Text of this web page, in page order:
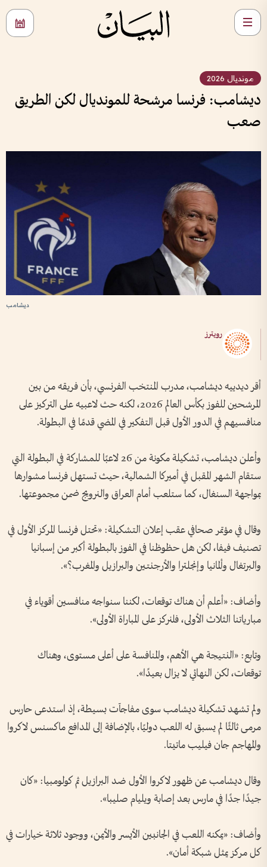
مونديال 2026
ديشامب: فرنسا مرشحة للمونديال لكن الطريق
صعب
ديشامب
رويترز
أقر ديدييه ديشامب، مدرب المنتخب الفرنسي، بأن فريقه من بين
المرشحين للفوز بكأس العالم 2026، لكنه حث لاعبيه على التركيز على
منافسيهم في الدور الأول قبل التفكير في المضي قدمًا في البطولة.
وأعلن ديشامب، تشكيلة مكونة من 26 لاعبًا للمشاركة في البطولة التي
ستقام الشهر المقبل في أميركا الشمالية، حيث تستهل فرنسا مشوارها
بمواجهة السنغال، كما ستلعب أمام العراق والنرويج ضمن مجموعتها.
وقال في مؤتمر صحافي عقب إعلان التشكيلة: «تحتل فرنسا المركز الأول في
تصنيف فيفا، لكن هل حظوظنا في الفوز بالبطولة أكبر من إسبانيا
والبرتغال وألمانيا وإنجلترا والأرجنتين والبرازيل والمغرب؟».
وأضاف: «أعلم أن هناك توقعات، لكننا سنواجه منافسين أقوياء في
مبارياتنا الثلاث الأولى، فلنركز على المباراة الأولى».
وتابع: «النتيجة هي الأهم، والمنافسة على أعلى مستوى، وهناك
توقعات، لكن النهائي لا يزال بعيدًا».
ولم تشهد تشكيلة ديشامب سوى مفاجآت بسيطة، إذ استدعى حارس
مرمى ثالثًا لم يسبق له اللعب دوليًا، بالإضافة إلى المدافع ماكسنس لاكروا
والمهاجم جان فيليب ماتيتا.
وقال ديشامب عن ظهور لاكروا الأول ضد البرازيل ثم كولومبيا: «كان
جيدًا جدًا في مارس بعد إصابة ويليام صليبا».
وأضاف: «يمكنه اللعب في الجانبين الأيسر والأيمن، ووجود ثلاثة خيارات في
كل مركز يمثل شبكة أمان».